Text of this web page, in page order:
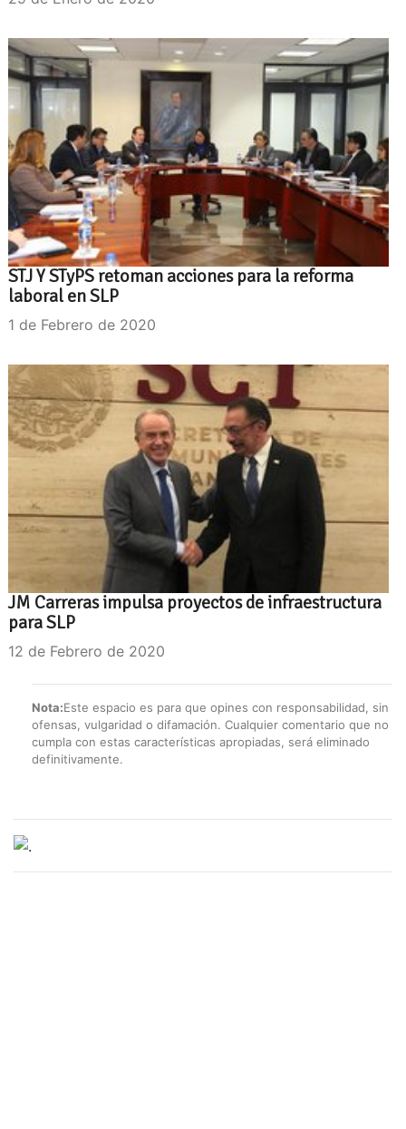
STJ Y STyPS retoman acciones para la reforma
laboral en SLP
1 de Febrero de 2020
JM Carreras impulsa proyectos de infraestructura
para SLP
12 de Febrero de 2020
Nota:Este espacio es para que opines con responsabilidad, sin
ofensas, vulgaridad o difamación. Cualquier comentario que no
cumpla con estas características apropiadas, será eliminado
definitivamente.